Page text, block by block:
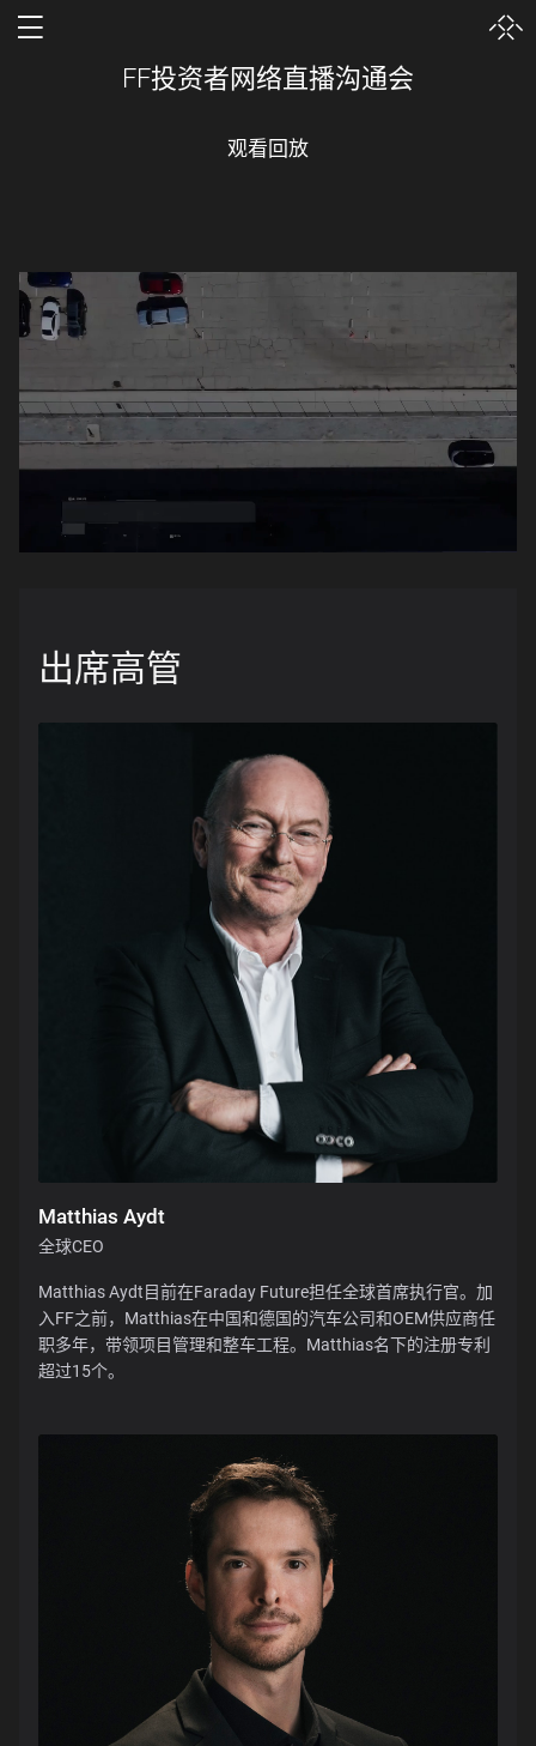
FF投资者网络直播沟通会
观看回放
Unmute Loaded:
出席高管
Matthias Aydt
全球CEO
Matthias Aydt目前在Faraday Future担任全球首席执行官。加
入FF之前，Matthias在中国和德国的汽车公司和OEM供应商任
职多年，带领项目管理和整车工程。Matthias名下的注册专利
超过15个。